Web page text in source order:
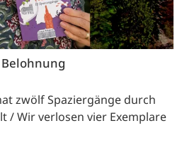
Belohnung
zwölf Spaziergänge durch
/ Wir verlosen vier Exemplare